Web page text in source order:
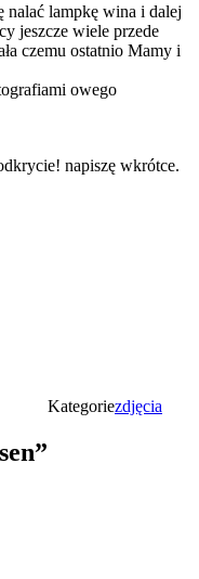
nalać lampkę wina i dalej
jeszcze wiele przede
czemu ostatnio Mamy i
owego
napiszę wkrótce.
Kategoriezdjęcia